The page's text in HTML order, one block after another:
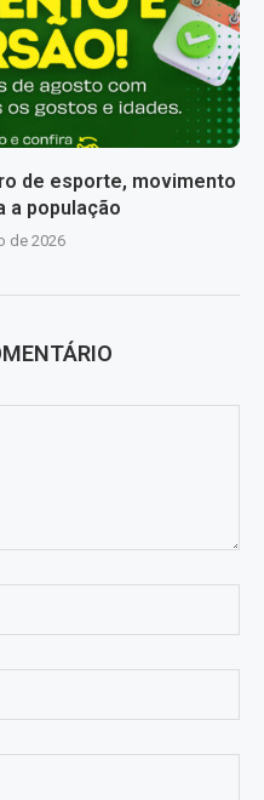
de esporte, movimento
a população
de 2026